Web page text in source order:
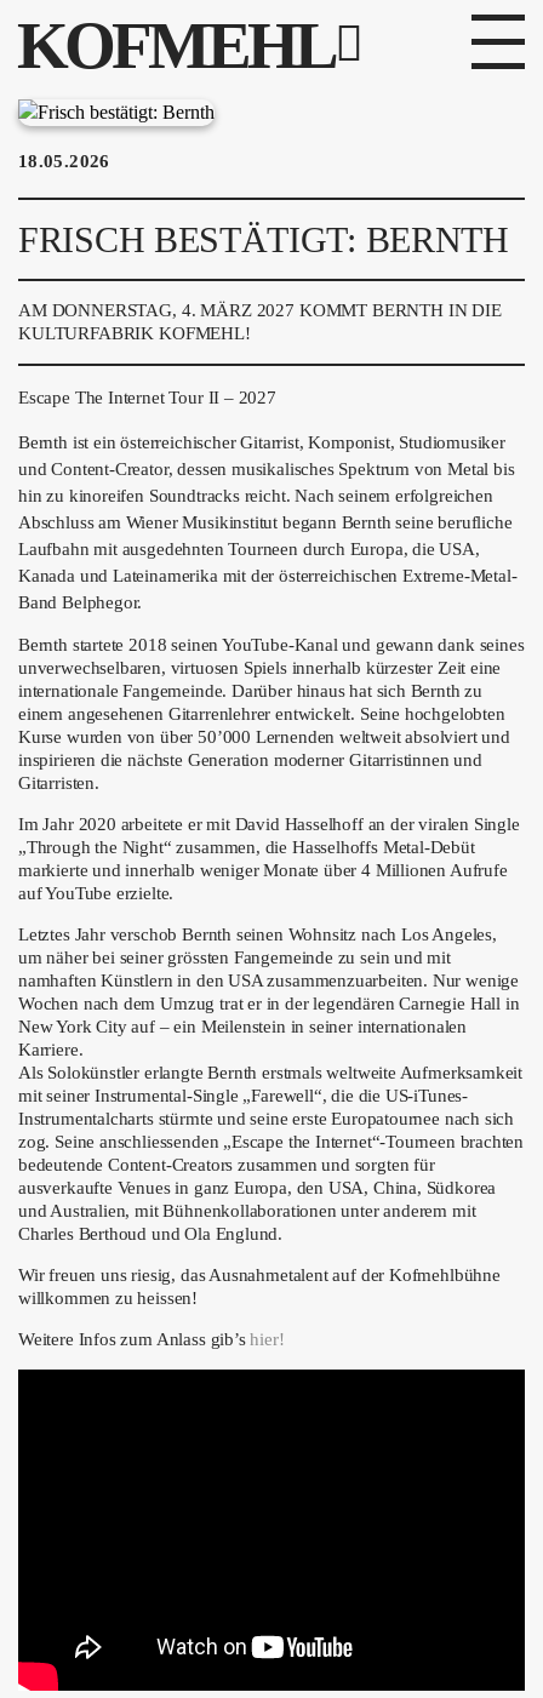
KOFMEHL
PROGRAMM
FABRIKGEFLÜSTER
GALERIE
FOTOGALERIE
PHOTOMAT
INFOS
KONTAKT
ÜBER UNS
GÖNNEREI
SHOP
MITMACHEN
18.05.2026
FRISCH BESTÄTIGT: BERNTH
AM DONNERSTAG, 4. MÄRZ 2027 KOMMT BERNTH IN DIE
KULTURFABRIK KOFMEHL!
Escape The Internet Tour II – 2027
Bernth ist ein österreichischer Gitarrist, Komponist, Studiomusiker
und Content-Creator, dessen musikalisches Spektrum von Metal bis
hin zu kinoreifen Soundtracks reicht. Nach seinem erfolgreichen
Abschluss am Wiener Musikinstitut begann Bernth seine berufliche
Laufbahn mit ausgedehnten Tourneen durch Europa, die USA,
Kanada und Lateinamerika mit der österreichischen Extreme-Metal-
Band Belphegor.
Bernth startete 2018 seinen YouTube-Kanal und gewann dank seines
unverwechselbaren, virtuosen Spiels innerhalb kürzester Zeit eine
internationale Fangemeinde. Darüber hinaus hat sich Bernth zu
einem angesehenen Gitarrenlehrer entwickelt. Seine hochgelobten
Kurse wurden von über 50’000 Lernenden weltweit absolviert und
inspirieren die nächste Generation moderner Gitarristinnen und
Gitarristen.
Im Jahr 2020 arbeitete er mit David Hasselhoff an der viralen Single
„Through the Night“ zusammen, die Hasselhoffs Metal-Debüt
markierte und innerhalb weniger Monate über 4 Millionen Aufrufe
auf YouTube erzielte.
Letztes Jahr verschob Bernth seinen Wohnsitz nach Los Angeles,
um näher bei seiner grössten Fangemeinde zu sein und mit
namhaften Künstlern in den USA zusammenzuarbeiten. Nur wenige
Wochen nach dem Umzug trat er in der legendären Carnegie Hall in
New York City auf – ein Meilenstein in seiner internationalen
Karriere.
Als Solokünstler erlangte Bernth erstmals weltweite Aufmerksamkeit
mit seiner Instrumental-Single „Farewell“, die die US-iTunes-
Instrumentalcharts stürmte und seine erste Europatournee nach sich
zog. Seine anschliessenden „Escape the Internet“-Tourneen brachten
bedeutende Content-Creators zusammen und sorgten für
ausverkaufte Venues in ganz Europa, den USA, China, Südkorea
und Australien, mit Bühnenkollaborationen unter anderem mit
Charles Berthoud und Ola Englund.
Wir freuen uns riesig, das Ausnahmetalent auf der Kofmehlbühne
willkommen zu heissen!
Weitere Infos zum Anlass gib’shier!